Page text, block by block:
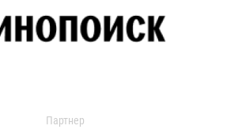
Партнер